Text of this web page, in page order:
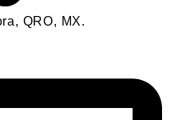
QRO, MX.